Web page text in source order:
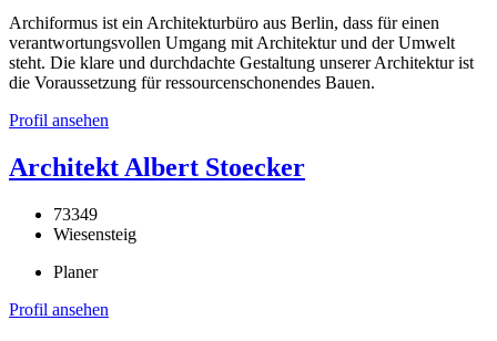
Archiformus ist ein Architekturbüro aus Berlin, dass für einen
verantwortungsvollen Umgang mit Architektur und der Umwelt
steht. Die klare und durchdachte Gestaltung unserer Architektur ist
die Voraussetzung für ressourcenschonendes Bauen.
Profil ansehen
Architekt Albert Stoecker
73349
Wiesensteig
Planer
Profil ansehen